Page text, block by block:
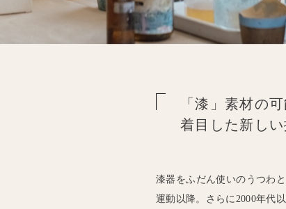
「漆」素材の
着目した新しい
漆器をふだん使いのうつわ
運動以降。さらに2000年代